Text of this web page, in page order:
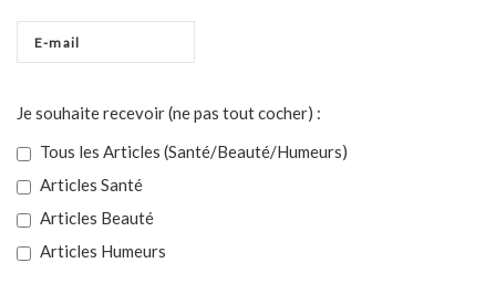
Je souhaite recevoir (ne pas tout cocher) :
Tous les Articles (Santé/Beauté/Humeurs)
Articles Santé
Articles Beauté
Articles Humeurs